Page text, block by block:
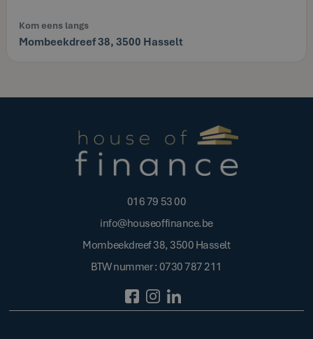
Kom eens langs
Mombeekdreef 38, 3500 Hasselt
016 79 53 00
info@houseoffinance.be
Mombeekdreef 38, 3500 Hasselt
BTW nummer : 0730 787 211